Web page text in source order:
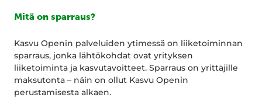
Mitä on sparraus?
Kasvu Openin palveluiden ytimessä on liiketoiminnan
sparraus, jonka lähtökohdat ovat yrityksen
liiketoiminta ja kasvutavoitteet. Sparraus on yrittäjille
maksutonta – näin on ollut Kasvu Openin
perustamisesta alkaen.